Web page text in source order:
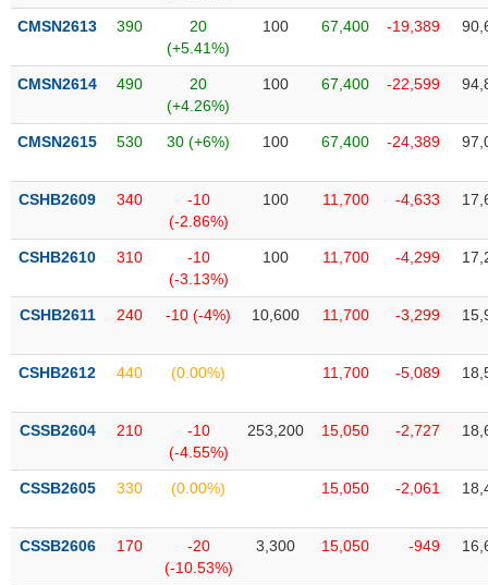
CMSN2613 390
20
(+5.41%)
100 67,400 -19,389
CMSN2614 490
20
(+4.26%)
100 67,400 -22,599
CMSN2615 530 30 (+6%) 100 67,400 -24,389
CSHB2609 340
-10
(-2.86%)
100 11,700 -4,633
CSHB2610 310
-10
(-3.13%)
100 11,700 -4,299
CSHB2611 240 -10 (-4%) 10,600 11,700 -3,299
CSHB2612 440 (0.00%) 11,700 -5,089
CSSB2604 210
-10
(-4.55%)
253,200 15,050 -2,727
CSSB2605 330 (0.00%) 15,050 -2,061
CSSB2606 170
-20
(-10.53%)
3,300 15,050 -949
ÍCH
BẤT
ĐỘNG
chứng
khoán
Tất cả Cổ phiếu Chỉ số Chứng chỉ quỹ Chứng
Lãnh
(-)
Người nội bộ